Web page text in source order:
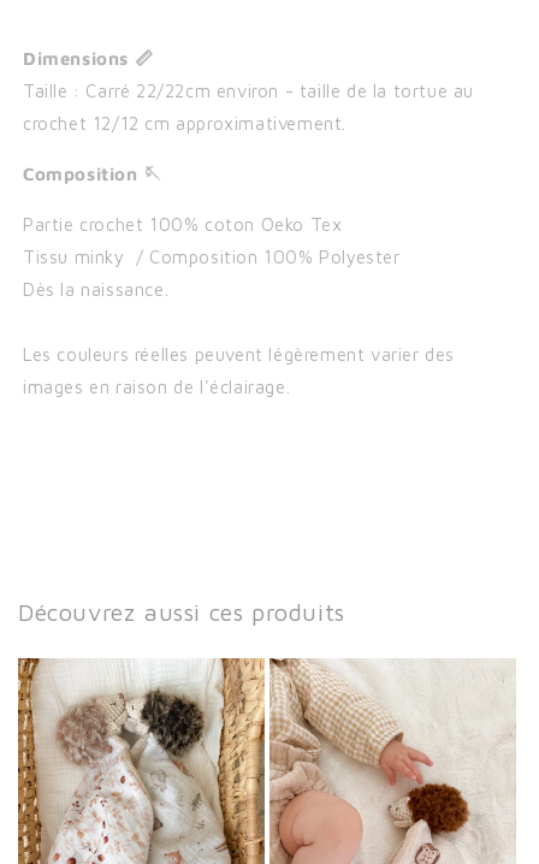
Dimensions 📏
Taille : Carré 22/22cm environ - taille de la tortue au
crochet 12/12 cm approximativement.
Composition 🪡
Partie crochet 100% coton Oeko Tex
Tissu minky / Composition 100% Polyester
Dès la naissance.
Les couleurs réelles peuvent légèrement varier des
images en raison de l'éclairage.
Découvrez aussi ces produits